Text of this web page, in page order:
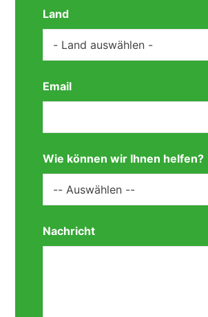
Land
Email
Wie können wir Ihnen helfen?
Nachricht